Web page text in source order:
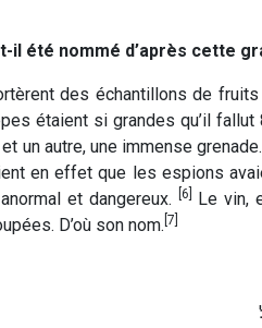
il été nommé d’après cette
des échantillons de
étaient si grandes qu’il
un autre, une immense
en effet que les espions
et dangereux.
[6]
Le vin,
D’où son nom. [7]